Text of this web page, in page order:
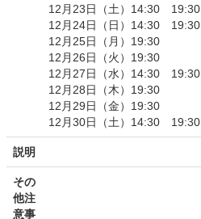
12月23日（土）14:30 19:30
12月24日（日）14:30 19:30
12月25日（月）19:30
12月26日（火）19:30
12月27日（水）14:30 19:30
12月28日（木）19:30
12月29日（金）19:30
12月30日（土）14:30 19:30
説明
その
他注
意事